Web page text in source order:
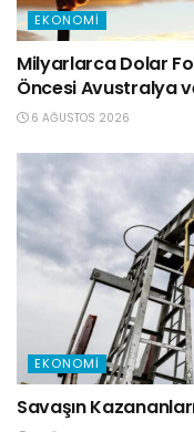
EKONOMI
Milyarlarca Dolar
Öncesi Avustralya
6 AĞUSTOS 2026
EKONOMI
Savaşın